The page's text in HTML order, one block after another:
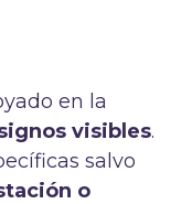
en la
visibles.
salvo
o